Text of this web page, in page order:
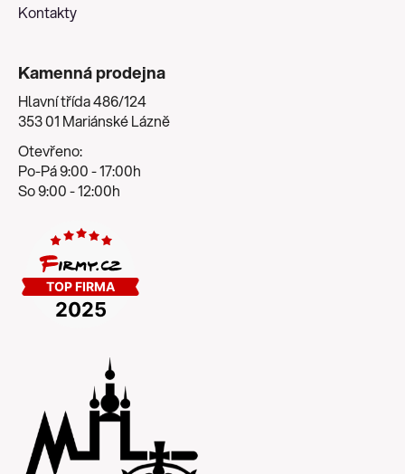
Kontakty
Kamenná prodejna
Hlavní třída 486/124
353 01 Mariánské Lázně
Otevřeno:
Po-Pá 9:00 - 17:00h
So 9:00 - 12:00h